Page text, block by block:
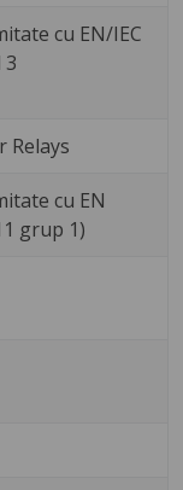
cu EN/IEC
3
Relays
cu EN
grup 1)